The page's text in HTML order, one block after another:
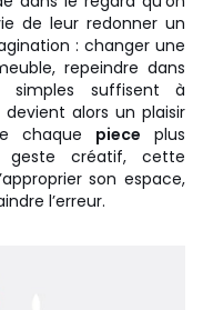
de leur redonner un
: changer une
repeindre dans
suffisent à
alors un plaisir
chaque piece plus
geste créatif, cette
son espace,
l’erreur.